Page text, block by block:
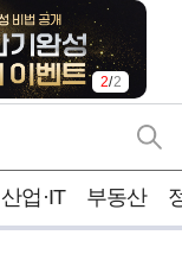
2/2
산업·IT 부동산